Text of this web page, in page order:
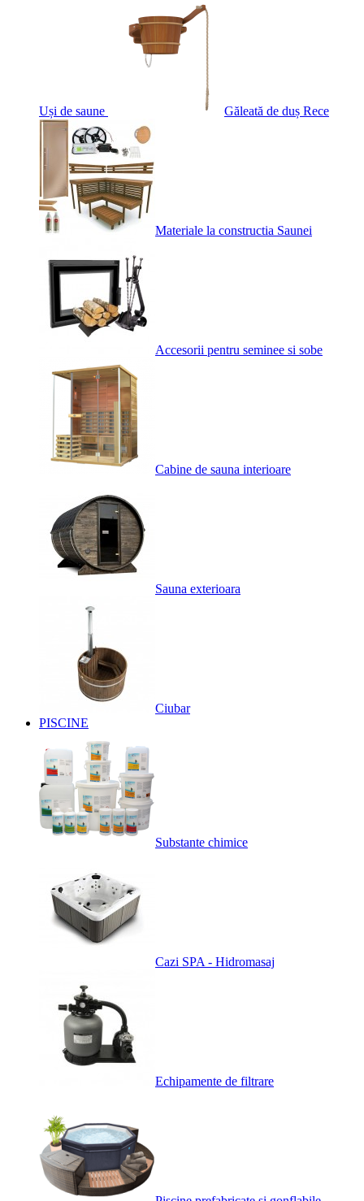
Uși de saune Găleată de duș Rece
Materiale la constructia Saunei
Accesorii pentru seminee si sobe
Cabine de sauna interioare
Sauna exterioara
Ciubar
PISCINE
Substante chimice
Cazi SPA - Hidromasaj
Echipamente de filtrare